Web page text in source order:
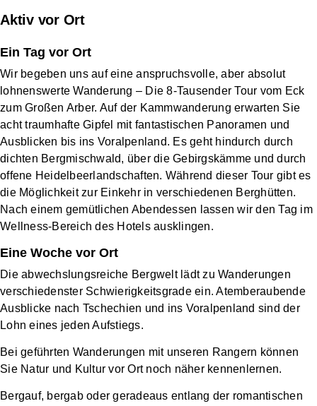
Aktiv vor Ort
Ein Tag vor Ort
Wir begeben uns auf eine anspruchsvolle, aber absolut
lohnenswerte Wanderung – Die 8-Tausender Tour vom Eck
zum Großen Arber. Auf der Kammwanderung erwarten Sie
acht traumhafte Gipfel mit fantastischen Panoramen und
Ausblicken bis ins Voralpenland. Es geht hindurch durch
dichten Bergmischwald, über die Gebirgskämme und durch
offene Heidelbeerlandschaften. Während dieser Tour gibt es
die Möglichkeit zur Einkehr in verschiedenen Berghütten.
Nach einem gemütlichen Abendessen lassen wir den Tag im
Wellness-Bereich des Hotels ausklingen.
Eine Woche vor Ort
Die abwechslungsreiche Bergwelt lädt zu Wanderungen
verschiedenster Schwierigkeitsgrade ein. Atemberaubende
Ausblicke nach Tschechien und ins Voralpenland sind der
Lohn eines jeden Aufstiegs.
Bei geführten Wanderungen mit unseren Rangern können
Sie Natur und Kultur vor Ort noch näher kennenlernen.
Bergauf, bergab oder geradeaus entlang der romantischen